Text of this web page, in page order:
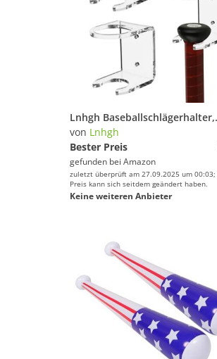
Lnhgh
von Lnhgh
Bester Preis
gefunden bei Amazon
zuletzt überprüft am 27.09.2025 um
Preis kann sich seitdem geändert haben.
Keine weiteren Anbieter